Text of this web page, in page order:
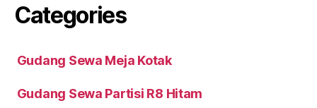
Categories
Gudang Sewa Meja Kotak
Gudang Sewa Partisi R8 Hitam